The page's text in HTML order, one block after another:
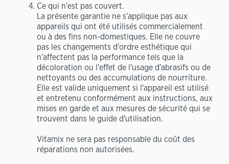
Ce qui n'est pas couvert.
La présente garantie ne s'applique pas aux
appareils qui ont été utilisés commercialement
ou à des fins non-domestiques. Elle ne couvre
pas les changements d'ordre esthétique qui
n'affectent pas la performance tels que la
décoloration ou l'effet de l'usage d'abrasifs ou de
nettoyants ou des accumulations de nourriture.
Elle est valide uniquement si l'appareil est utilisé
et entretenu conformément aux instructions, aux
mises en garde et aux mesures de sécurité qui se
trouvent dans le guide d'utilisation.
Vitamix ne sera pas responsable du coût des
réparations non autorisées.